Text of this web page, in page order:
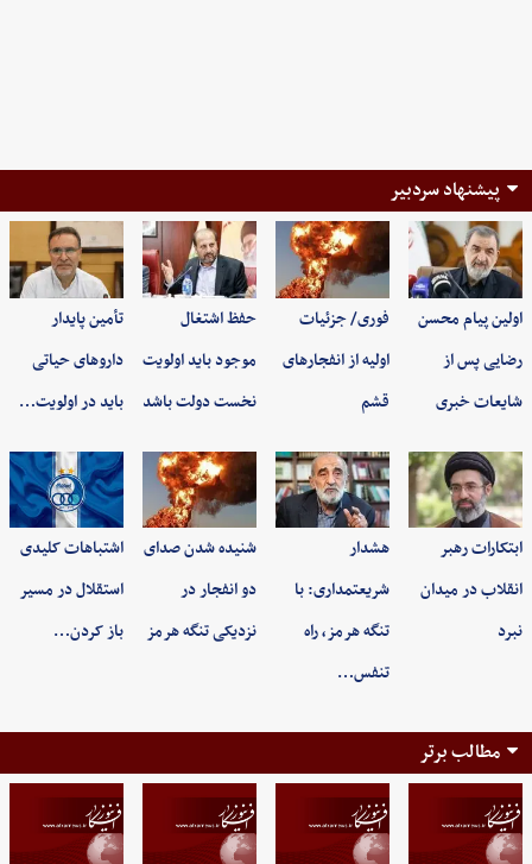
پیشنهاد سردبیر
اولین پیام محسن
رضایی پس از
شایعات خبری
فوری/ جزئیات
اولیه از انفجارهای
قشم
حفظ اشتغال
موجود باید اولویت
نخست دولت باشد
تأمین پایدار
داروهای حیاتی
باید در اولویت…
ابتکارات رهبر
انقلاب در میدان
نبرد
هشدار
شریعتمداری: با
تنگه هرمز، راه
تنفس…
شنیده شدن صدای
دو انفجار در
نزدیکی تنگه هرمز
اشتباهات کلیدی
استقلال در مسیر
باز کردن…
مطالب برتر